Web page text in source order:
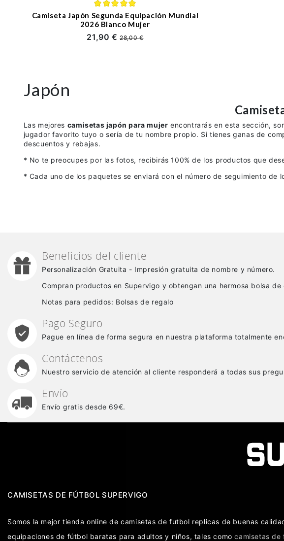
Camiseta Japón Segunda Equipación Mundial
2026 Blanco Mujer
21,90 €28,00 €
Japón
Las mejores camisetas japón para mujer encontrarás en esta sección,
jugador favorito tuyo o sería de tu nombre propio. Si tienes ganas de
descuentos y rebajas.
* No te preocupes por las fotos, recibirás 100% de los productos que
* Cada uno de los paquetes se enviará con el número de seguimiento de
Beneficios del cliente
Personalización Gratuita - Impresión gratuita de nombre y número.
Compran productos en Supervigo y obtengan una hermosa bolsa de
Notas para pedidos: Bolsas de regalo
Pago Seguro
Pague en línea de forma segura en nuestra plataforma totalmente
Contáctenos
Nuestro servicio de atención al cliente responderá a todas sus
Envío
Envío gratis desde 69€.
CAMISETAS DE FÚTBOL SUPERVIGO
Somos la mejor tienda online de camisetas de futbol replicas de buenas
equipaciones de fútbol baratas para adultos y niños, tales comocamisetas de